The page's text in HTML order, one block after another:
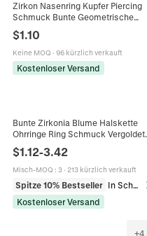
Zirkon Nasenring Kupfer Piercing
Schmuck Bunte Geometrische
Körper Piercing Stecker Für Frauen
Europäischer Amerikanischer Stil
$1.10
Keine MOQ · 96 kürzlich verkauft
Kostenloser Versand
Bunte Zirkonia Blume Halskette
Ohrringe Ring Schmuck Vergoldet
Titanstahl Kupfer Vintage Ethno Stil
Für Damen
$1.12-3.42
Misch-MOQ : 3· 213 kürzlich verkauft
Spitze 10% Bestseller
In Schmucksets
Kostenloser Versand
+4